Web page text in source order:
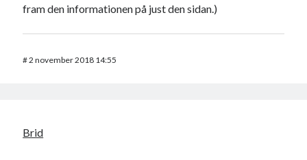
fram den informationen på just den sidan.)
#2 november 2018 14:55
Brid